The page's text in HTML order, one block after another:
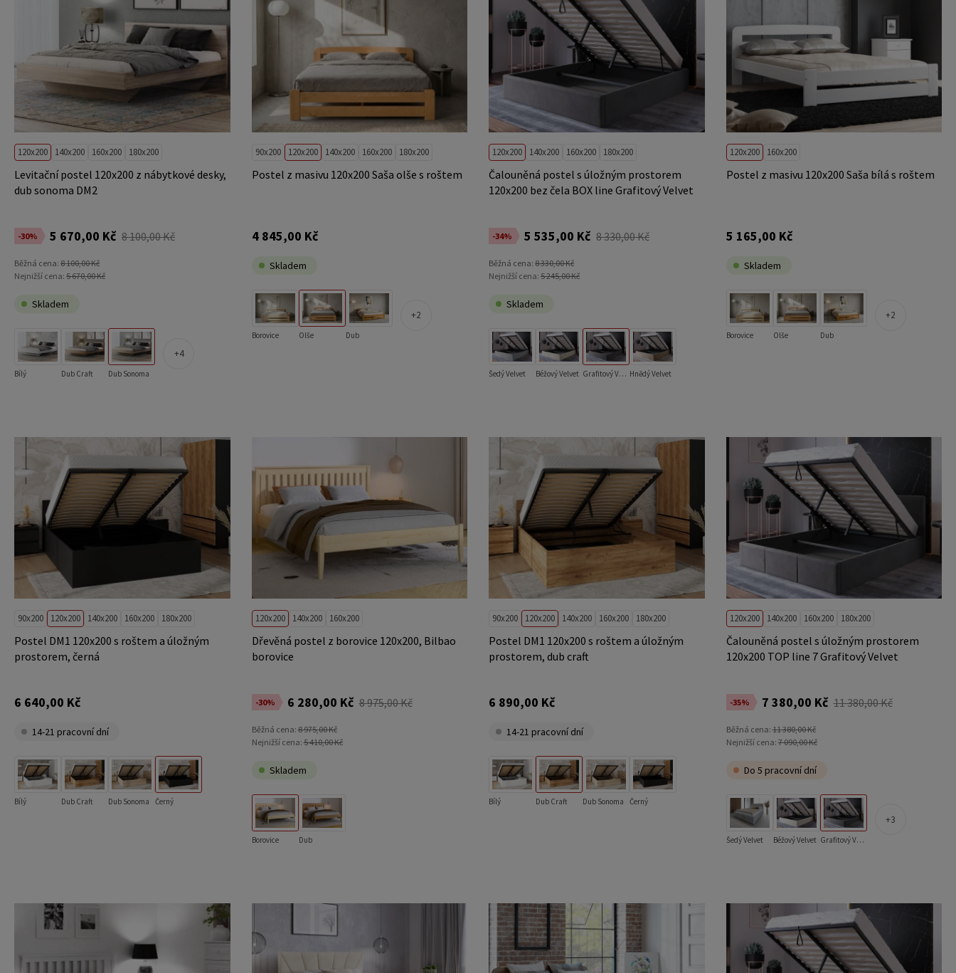
120x200 140x200 160x200 180x200
Levitační postel 120x200 z nábytkové desky,
dub sonoma DM2
-30% 5 670,00 Kč 8 100,00 Kč
Běžná cena: 8 100,00 Kč
Nejnižší cena: 5 670,00 Kč
Skladem
Bílý Dub Craft Dub Sonoma
4
90x200 120x200 140x200 160x200 180x200
Postel z masivu 120x200 Saša olše s roštem
4 845,00 Kč
Skladem
Borovice Olše Dub
2
120x200 140x200 160x200 180x200
Čalouněná postel s úložným prostorem
120x200 bez čela BOX line Grafitový Velvet
-34% 5 535,00 Kč 8 330,00 Kč
Běžná cena: 8 330,00 Kč
Nejnižší cena: 5 245,00 Kč
Skladem
Šedý Velvet Béžový Velvet Grafitový Velvet Hnědý Velvet
120x200 160x200
Postel z masivu 120x200 Saša bílá s roštem
5 165,00 Kč
Skladem
Borovice Olše Dub
2
90x200 120x200 140x200 160x200 180x200
Postel DM1 120x200 s roštem a úložným
prostorem, černá
6 640,00 Kč
14-21 pracovní dní
Bílý Dub Craft Dub Sonoma Černý
120x200 140x200 160x200
Dřevěná postel z borovice 120x200, Bilbao
borovice
-30% 6 280,00 Kč 8 975,00 Kč
Běžná cena:8 975,00 Kč
Nejnižší cena:5 410,00 Kč
Skladem
Borovice Dub
90x200 120x200 140x200 160x200 180x200
Postel DM1 120x200 s roštem a úložným
prostorem, dub craft
6 890,00 Kč
14-21 pracovní dní
Bílý Dub Craft Dub Sonoma Černý
120x200 140x200 160x200 180x200
Čalouněná postel s úložným prostorem
120x200 TOP line 7 Grafitový Velvet
-35% 7 380,00 Kč 11 380,00 Kč
Běžná cena:11 380,00 Kč
Nejnižší cena:7 090,00 Kč
Do 5 pracovní dní
Šedý Velvet Béžový Velvet Grafitový Velvet
3